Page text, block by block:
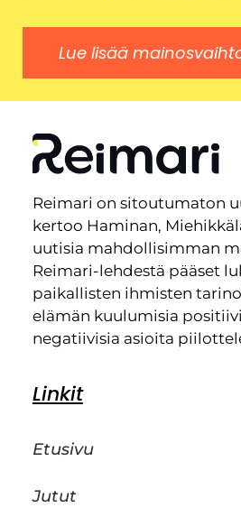
Lue lisää
Reimari on sitoutumaton
kertoo Haminan,
uutisia mahdollisimman
Reimari-lehdestä pääset
paikallisten ihmisten
elämän kuulumisia
negatiivisia asioita
Linkit
Etusivu
Jutut